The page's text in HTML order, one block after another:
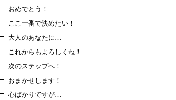
おめでとう！
ここ一番で決めたい！
大人のあなたに…
これからもよろしくね！
次のステップへ！
おまかせします！
心ばかりですが…